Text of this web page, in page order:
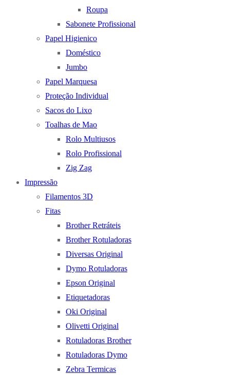
Roupa
Sabonete Profissional
Papel Higienico
Doméstico
Jumbo
Papel Marquesa
Proteção Individual
Sacos do Lixo
Toalhas de Mao
Rolo Multiusos
Rolo Profissional
Zig Zag
Impressão
Filamentos 3D
Fitas
Brother Retráteis
Brother Rotuladoras
Diversas Original
Dymo Rotuladoras
Epson Original
Etiquetadoras
Oki Original
Olivetti Original
Rotuladoras Brother
Rotuladoras Dymo
Zebra Termicas